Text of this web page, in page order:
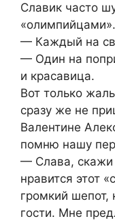
Славик часто
«олимпийцами».
— Каждый на
— Один на
и красавица.
Вот только
сразу же не
Валентине
помню нашу
— Слава, скажи
нравится этот
громкий шепот,
гости. Мне